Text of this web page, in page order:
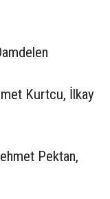
Kurtcu, İlkay
Pektan,